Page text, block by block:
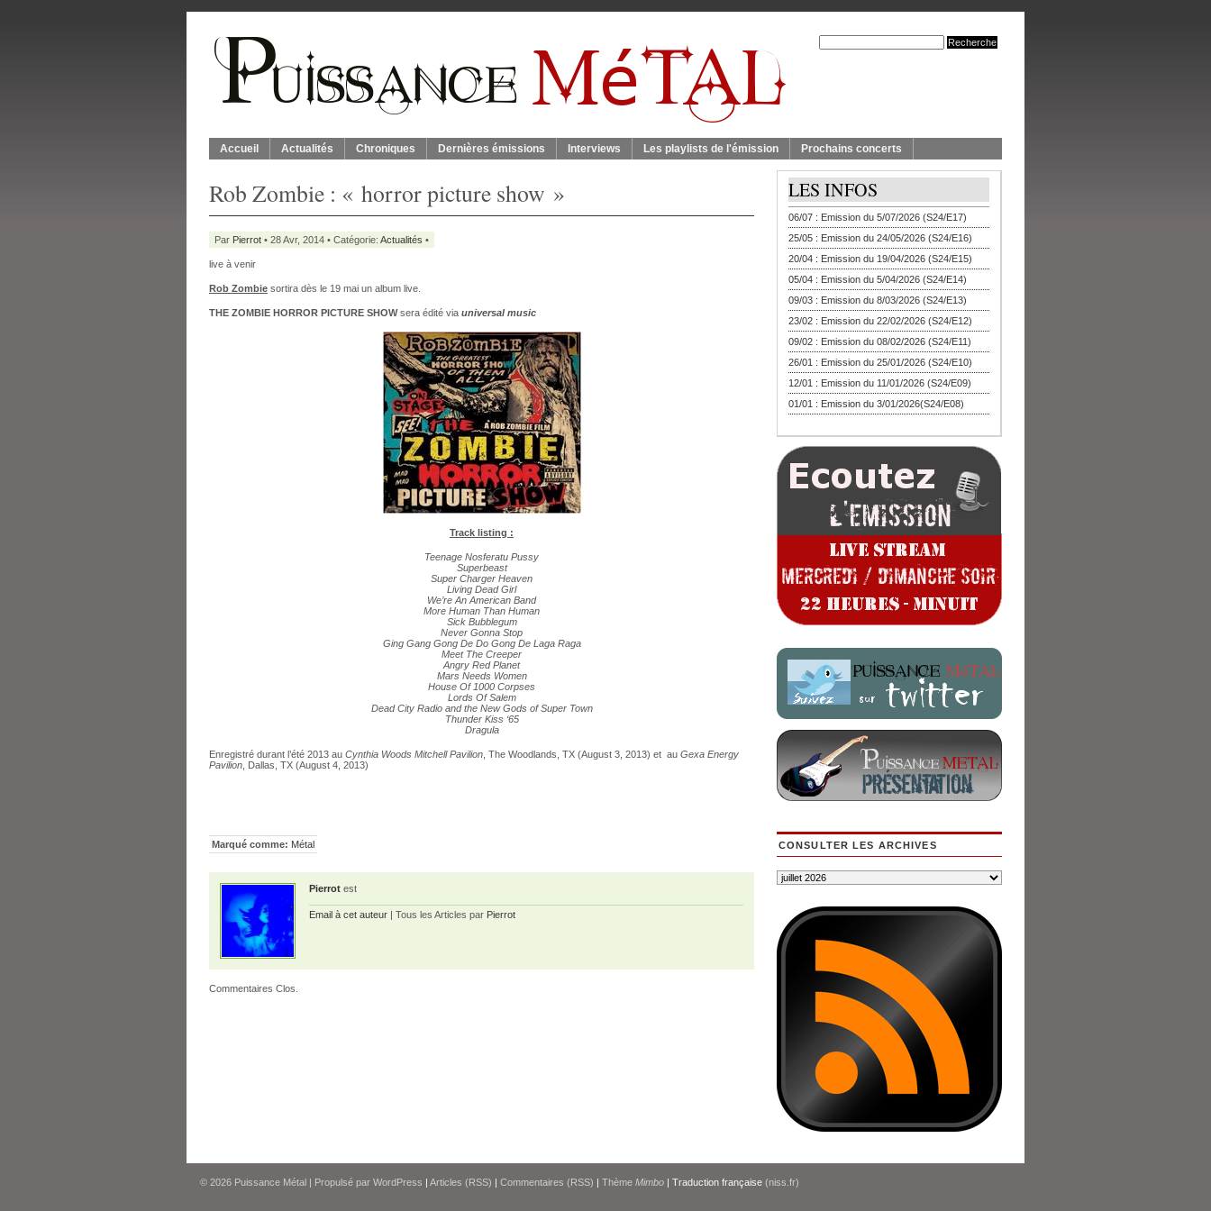
Accueil Actualités Chroniques Dernières émissions Interviews Les playlists de l'émission Prochains concerts
Rob Zombie : « horror picture show »
Par Pierrot • 28 Avr, 2014 • Catégorie: Actualités •
live à venir
Rob Zombie sortira dès le 19 mai un album live.
THE ZOMBIE HORROR PICTURE SHOWsera édité via universal music
Track listing :
Teenage Nosferatu Pussy
Superbeast
Super Charger Heaven
Living Dead Girl
We’re An American Band
More Human Than Human
Sick Bubblegum
Never Gonna Stop
Ging Gang Gong De Do Gong De Laga Raga
Meet The Creeper
Angry Red Planet
Mars Needs Women
House Of 1000 Corpses
Lords Of Salem
Dead City Radio and the New Gods of Super Town
Thunder Kiss ‘65
Dragula
Enregistré durant l’été 2013 au Cynthia Woods Mitchell Pavilion , The Woodlands, TX (August 3, 2013) et au Gexa Energy
Pavilion , Dallas, TX (August 4, 2013)
Marqué comme: Métal
Pierrot est
Email à cet auteur | Tous les Articles par Pierrot
Commentaires Clos.
LES INFOS
06/07 : Emission du 5/07/2026 (S24/E17)
25/05 : Emission du 24/05/2026 (S24/E16)
20/04 : Emission du 19/04/2026 (S24/E15)
05/04 : Emission du 5/04/2026 (S24/E14)
09/03 : Emission du 8/03/2026 (S24/E13)
23/02 : Emission du 22/02/2026 (S24/E12)
09/02 : Emission du 08/02/2026 (S24/E11)
26/01 : Emission du 25/01/2026 (S24/E10)
12/01 : Emission du 11/01/2026 (S24/E09)
01/01 : Emission du 3/01/2026(S24/E08)
CONSULTER LES ARCHIVES
© 2026 Puissance Métal | Propulsé par WordPress | Articles (RSS) | Commentaires (RSS) | Thème Mimbo | Traduction française (niss.fr)